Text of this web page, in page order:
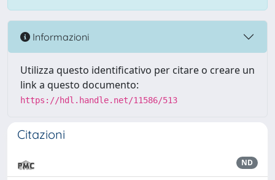
Informazioni
Utilizza questo identificativo per citare o creare un
link a questo documento:
https://hdl.handle.net/11586/513
Citazioni
ND